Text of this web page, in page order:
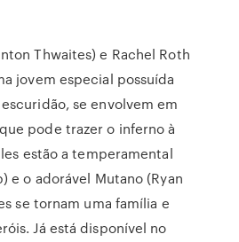
Thwaites) e Rachel Roth
jovem especial possuída
se envolvem em
pode trazer o inferno à
estão a temperamental
e o adorável Mutano (Ryan
se tornam uma família e
Já está disponível no